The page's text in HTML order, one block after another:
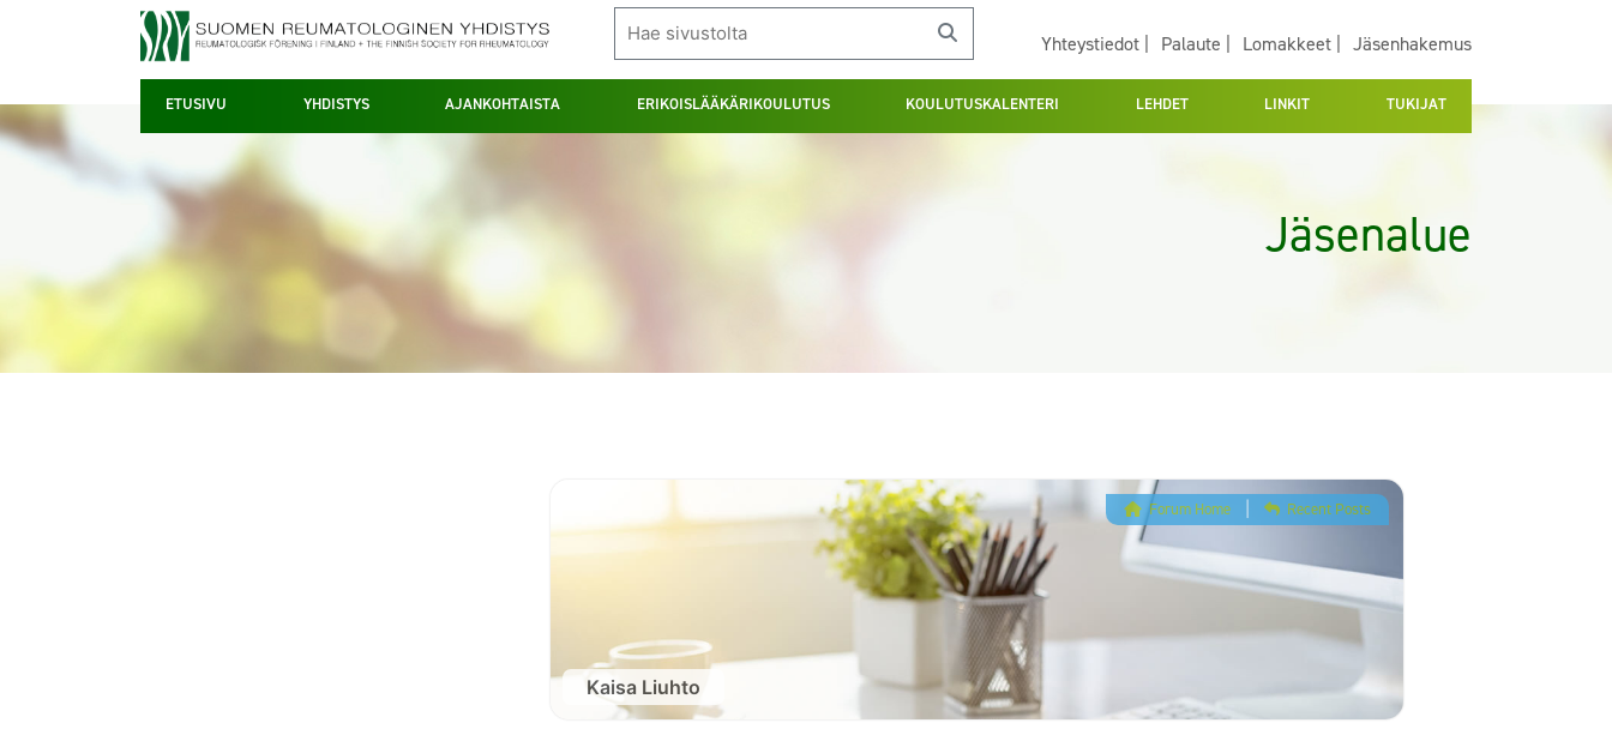
Yhteystiedot | Palaute | Lomakkeet | Jäsenhakemus
ETUSIVU YHDISTYS AJANKOHTAISTA ERIKOISLÄÄKÄRIKOULUTUS KOULUTUSKALENTERI LEHDET LINKIT TUKIJAT
Jäsenalue
Kaisa Liuhto
Forum Home Recent Posts